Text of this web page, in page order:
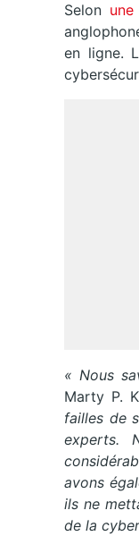
Selon
en ligne.
« Nous
Marty P.
failles de
experts.
avons
ils ne
de la